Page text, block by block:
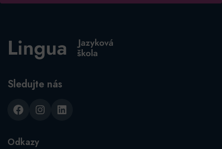
Sledujte nás
Facebook
Instagram
LinkedIn
Odkazy